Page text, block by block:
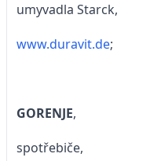
umyvadla Starck,
www.duravit.de;
GORENJE,
spotřebiče,